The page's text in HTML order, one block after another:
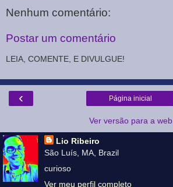
Nenhum comentário:
Postar um comentário
LEIA, COMENTE, E DIVULGUE!
‹ Página inicial
Ver versão para a web
Lio Ribeiro
São Luís, MA, Brazil
curioso
Ver meu perfil completo